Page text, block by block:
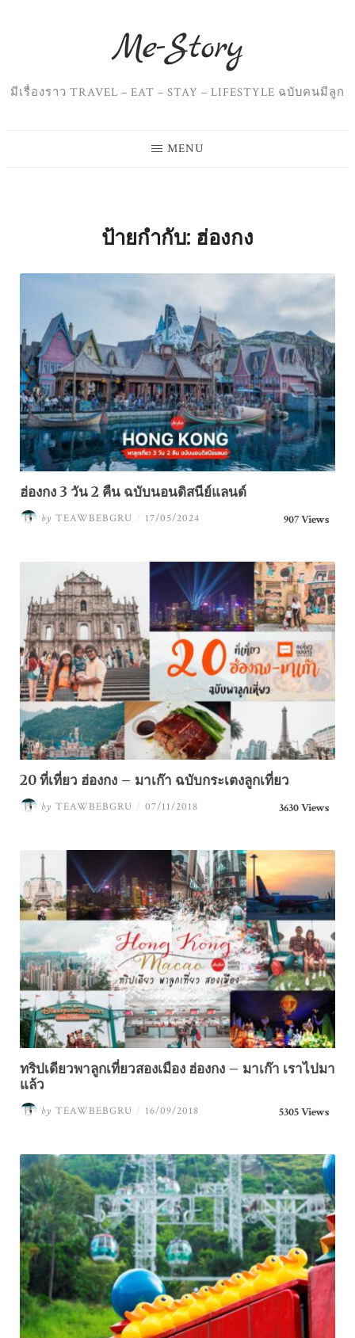
content
มีเรื่องราว TRAVEL – EAT – STAY – LIFESTYLE ฉบับคนมีลูก
MENU
ป้ายกำกับ: ฮ่องกง
ฮ่องกง 3 วัน 2 คืน ฉบับนอนดิสนีย์แลนด์
by TEAWBEBGRU / 17/05/2024 907 Views
20 ที่เที่ยว ฮ่องกง – มาเก๊า ฉบับกระเตงลูกเที่ยว
by TEAWBEBGRU / 07/11/2018 3630 Views
ทริปเดียวพาลูกเที่ยวสองเมือง ฮ่องกง – มาเก๊า เราไปมา
แล้ว
by TEAWBEBGRU / 16/09/2018 5305 Views